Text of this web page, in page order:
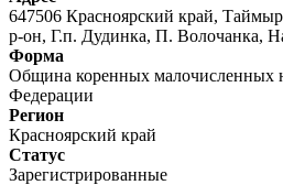
647506 Красноярский край,
р-он, Г.п. Дудинка, П. Волочанка,
Форма
Община коренных малочисленных
Федерации
Регион
Красноярский край
Статус
Зарегистрированные